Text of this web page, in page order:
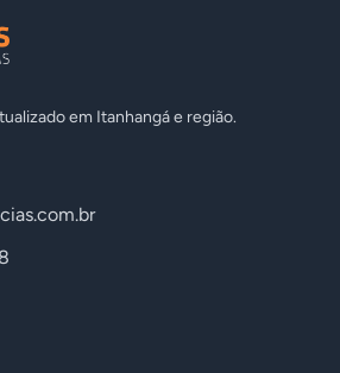
em Itanhangá e região.